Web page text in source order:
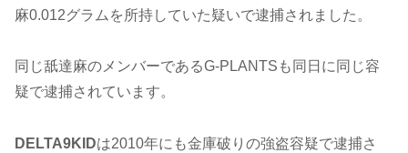
麻0.012グラムを所持していた疑いで逮捕されました。
同じ舐達麻のメンバーであるG-PLANTSも同日に同じ容
疑で逮捕されています。
DELTA9KIDは2010年にも金庫破りの強盗容疑で逮捕さ